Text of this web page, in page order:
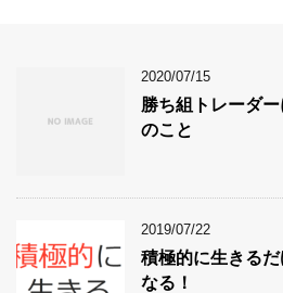
2020/07/15
勝ち組トレーダ
のこと
2019/07/22
積極的に生きる
なる！